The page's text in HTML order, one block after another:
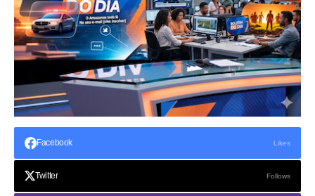
Facebook Likes
Twitter Follows